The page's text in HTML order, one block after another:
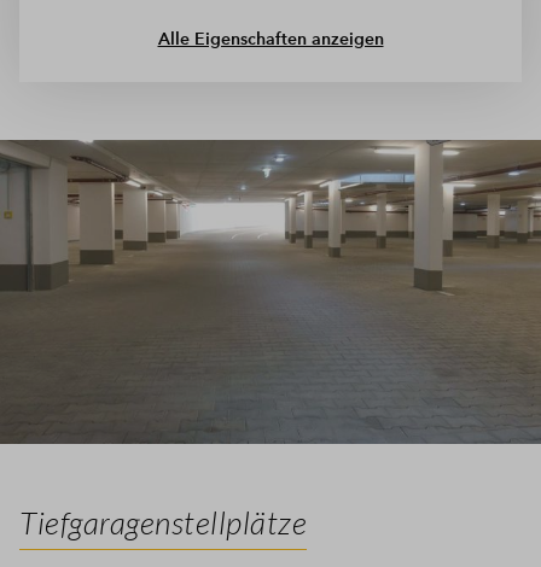
Ihrer Wohnung und erleichtern Sie Ihren Alltag.
Tiefgaragenstellplatz: 29.000 €
Alle Eigenschaften anzeigen
Tiefgaragenstellplätze